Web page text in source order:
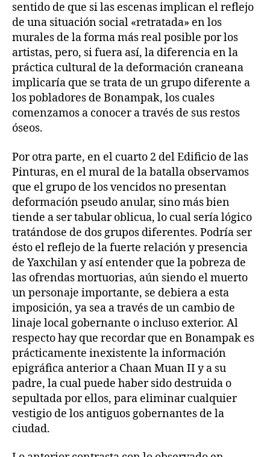
sentido de que si las escenas implican el reflejo
de una situación social «retratada» en los
murales de la forma más real posible por los
artistas, pero, si fuera así, la diferencia en la
práctica cultural de la deformación craneana
implicaría que se trata de un grupo diferente a
los pobladores de Bonampak, los cuales
comenzamos a conocer a través de sus restos
óseos.
Por otra parte, en el cuarto 2 del Edificio de las
Pinturas, en el mural de la batalla observamos
que el grupo de los vencidos no presentan
deformación pseudo anular, sino más bien
tiende a ser tabular oblicua, lo cual sería lógico
tratándose de dos grupos diferentes. Podría ser
ésto el reflejo de la fuerte relación y presencia
de Yaxchilan y así entender que la pobreza de
las ofrendas mortuorias, aún siendo el muerto
un personaje importante, se debiera a esta
imposición, ya sea a través de un cambio de
linaje local gobernante o incluso exterior. Al
respecto hay que recordar que en Bonampak es
prácticamente inexistente la información
epigráfica anterior a Chaan Muan II y a su
padre, la cual puede haber sido destruida o
sepultada por ellos, para eliminar cualquier
vestigio de los antiguos gobernantes de la
ciudad.